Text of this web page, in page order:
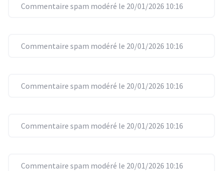
Commentaire spam modéré le 20/01/2026 10:16
Commentaire spam modéré le 20/01/2026 10:16
Commentaire spam modéré le 20/01/2026 10:16
Commentaire spam modéré le 20/01/2026 10:16
Commentaire spam modéré le 20/01/2026 10:16